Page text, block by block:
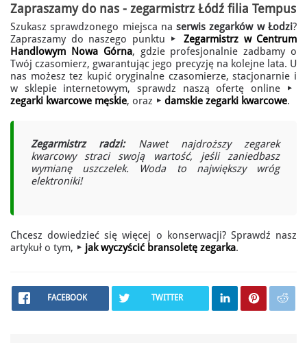
Zapraszamy do nas - zegarmistrz Łódź filia Tempus
Szukasz sprawdzonego miejsca naserwis zegarków w Łodzi?
Zapraszamy do naszego punktu ▶️ Zegarmistrz w Centrum
Handlowym Nowa Górna, gdzie profesjonalnie zadbamy o
Twój czasomierz, gwarantując jego precyzję na kolejne lata. U
nas możesz tez kupić oryginalne czasomierze, stacjonarnie i
w sklepie internetowym, sprawdz naszą ofertę online ▶️
zegarki kwarcowe męskie, oraz ▶️ damskie zegarki kwarcowe.
Zegarmistrz radzi:Nawet najdroższy zegarek
kwarcowy straci swoją wartość, jeśli zaniedbasz
wymianę uszczelek. Woda to największy wróg
elektroniki!
Chcesz dowiedzieć się więcej o konserwacji? Sprawdź nasz
artykuł o tym, ▶️ jak wyczyścić bransoletę zegarka.
FACEBOOK TWITTER